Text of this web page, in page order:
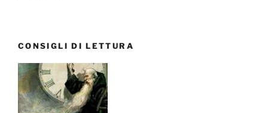
lettura
al
giorno
dal
1
CONSIGLI DI LETTURA